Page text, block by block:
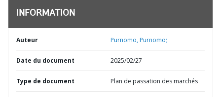
INFORMATION
Auteur Purnomo, Purnomo;
Date du document 2025/02/27
Type de document Plan de passation des marchés